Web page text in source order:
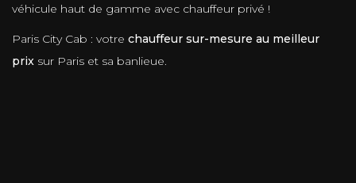
véhicule haut de gamme avec chauffeur privé !
Paris City Cab : votre chauffeur sur-mesure au meilleur
prix sur Paris et sa banlieue.